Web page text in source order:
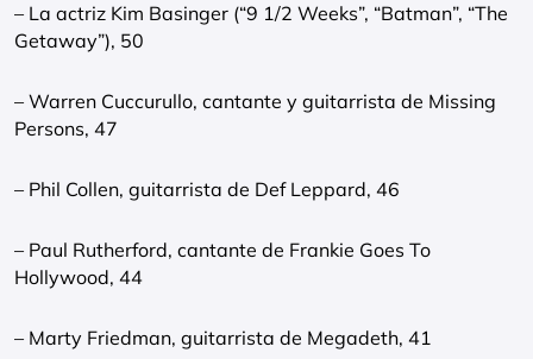
– La actriz Kim Basinger (“9 1/2 Weeks”, “Batman”, “The
Getaway”), 50
– Warren Cuccurullo, cantante y guitarrista de Missing
Persons, 47
– Phil Collen, guitarrista de Def Leppard, 46
– Paul Rutherford, cantante de Frankie Goes To
Hollywood, 44
– Marty Friedman, guitarrista de Megadeth, 41